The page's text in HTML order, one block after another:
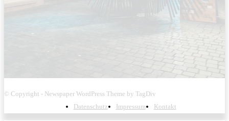
© Copyright - Newspaper WordPress Theme by TagDiv
Datenschutz
Impressum Kontakt